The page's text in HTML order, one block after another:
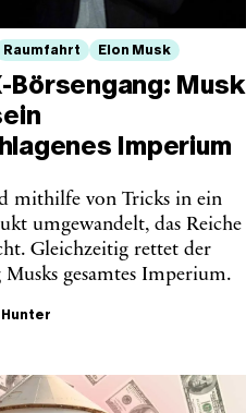
Raumfahrt Elon Musk
Musk
Imperium
mithilfe von Tricks in ein
umgewandelt, das Reiche
Gleichzeitig rettet der
Musks gesamtes Imperium.